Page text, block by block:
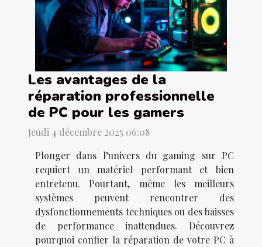
Les avantages de la
réparation professionnelle
de PC pour les gamers
Jeudi 4 décembre 2025 06:08
Plonger dans l’univers du gaming sur PC
requiert un matériel performant et bien
entretenu. Pourtant, même les meilleurs
systèmes peuvent rencontrer des
dysfonctionnements techniques ou des baisses
de performance inattendues. Découvrez
pourquoi confier la réparation de votre PC à